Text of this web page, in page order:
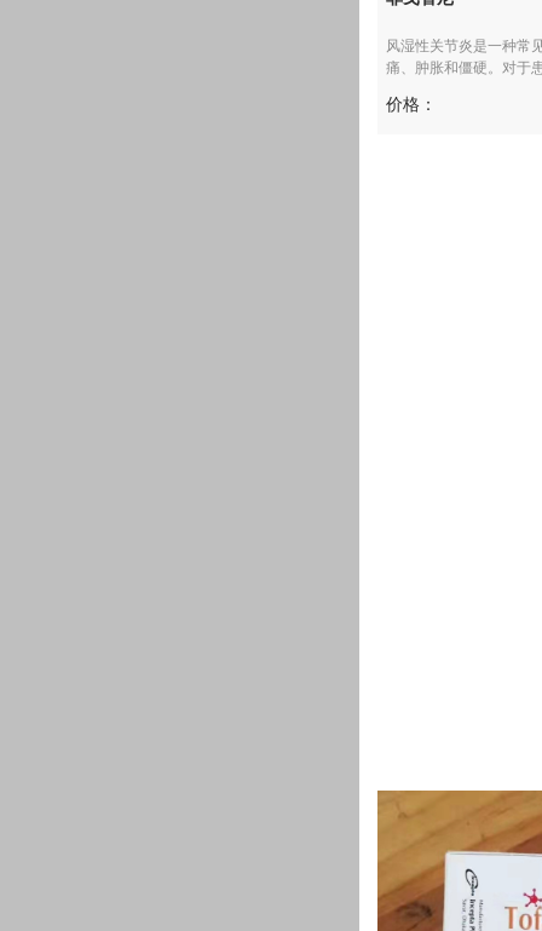
风湿性关节炎是一种常
痛、肿胀和僵硬。对于
价格：